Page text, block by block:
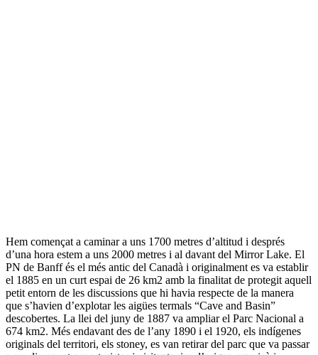
Hem començat a caminar a uns 1700 metres d’altitud i després
d’una hora estem a uns 2000 metres i al davant del Mirror Lake. El
PN de Banff és el més antic del Canadà i originalment es va establir
el 1885 en un curt espai de 26 km2 amb la finalitat de protegit aquell
petit entorn de les discussions que hi havia respecte de la manera
que s’havien d’explotar les aigües termals “Cave and Basin”
descobertes. La llei del juny de 1887 va ampliar el Parc Nacional a
674 km2. Més endavant des de l’any 1890 i el 1920, els indígenes
originals del territori, els stoney, es van retirar del parc que va passar